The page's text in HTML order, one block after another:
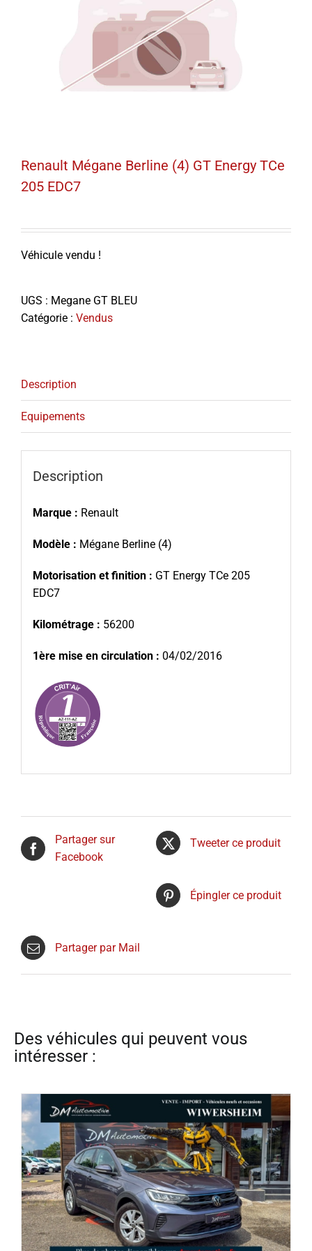
Renault Mégane Berline (4) GT Energy TCe
205 EDC7
Véhicule vendu !
UGS : Megane GT BLEU
Catégorie : Vendus
Description
Equipements
Description
Marque : Renault
Modèle : Mégane Berline (4)
Motorisation et finition : GT Energy TCe 205
EDC7
Kilométrage : 56200
1ère mise en circulation : 04/02/2016
Partager sur
Facebook
Tweeter ce produit
Épingler ce produit
Partager par Mail